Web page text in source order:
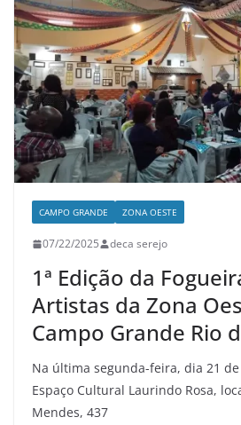
CAMPO GRANDE ZONA OESTE
07/22/2025 deca serejo
1ª Edição da
Artistas da Zona
Campo Grande Rio
Na última segunda-feira, dia 21
Espaço Cultural Laurindo Rosa,
Mendes, 437